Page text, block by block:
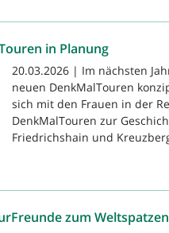
in Planung
20.03.2026 | Im nächsten
neuen DenkMalTouren
sich mit den Frauen in der
DenkMalTouren zur
Friedrichshain und
zum